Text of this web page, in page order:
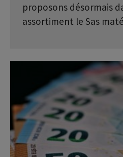
proposons désormais
assortiment le Sas